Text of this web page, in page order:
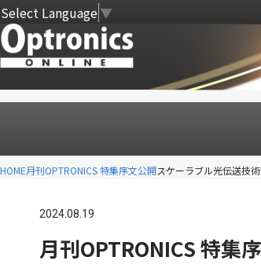
Select Language▼
HOME月刊OPTRONICS 特集序文公開スケーラブル光伝送技
2024.08.19
月刊OPTRONICS 特集